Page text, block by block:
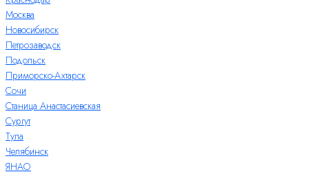
Москва
Новосибирск
Петрозаводск
Подольск
Приморско-Ахтарск
Сочи
Станица Анастасиевская
Сургут
Тула
Челябинск
ЯНАО